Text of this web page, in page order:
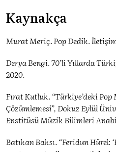
Kaynakça
Murat Meriç. Pop Dedik.
Derya Bengi. 70’li Yıllarda
2020.
Fırat Kutluk. “Türkiye’deki
Çözümlemesi”, Dokuz Eylül
Enstitüsü Müzik Bilimleri
Batıkan Baksı. “Feridun Hürel: